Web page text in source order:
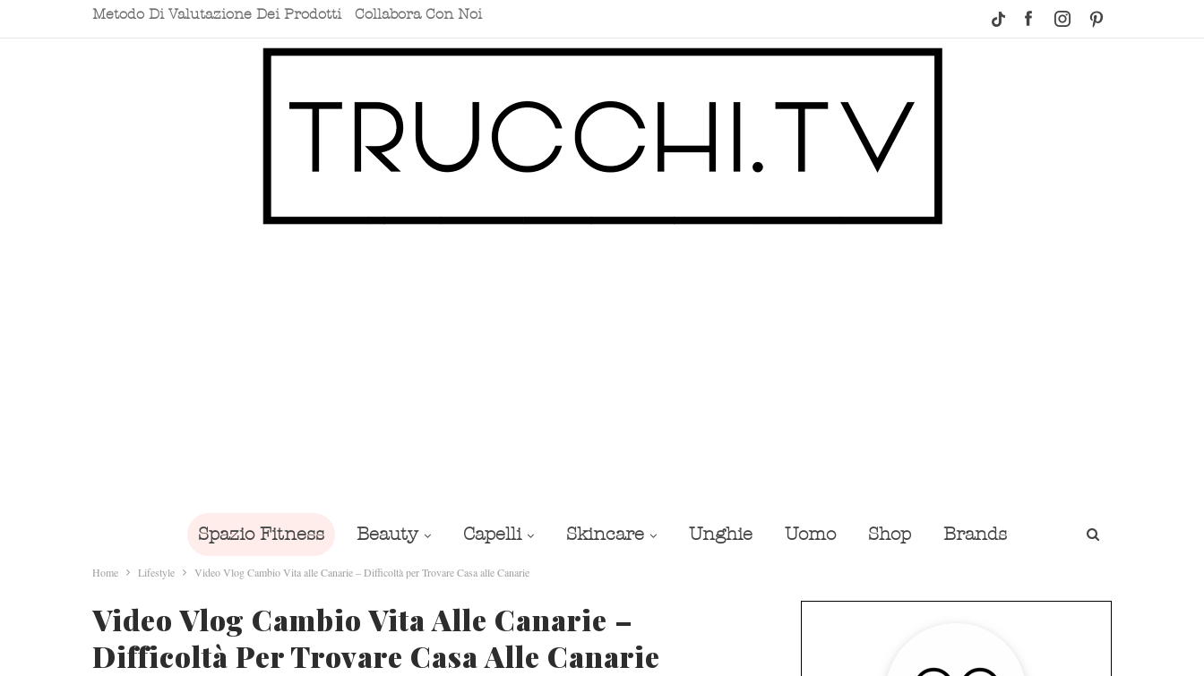
Metodo Di Valutazione Dei Prodotti Collabora Con Noi
Spazio Fitness Beauty Capelli Skincare Unghie Uomo Shop Brands
Home Lifestyle Video Vlog Cambio Vita alle Canarie – Difficoltà per Trovare Casa alle Canarie
Video Vlog Cambio Vita Alle Canarie –
Difficoltà Per Trovare Casa Alle Canarie